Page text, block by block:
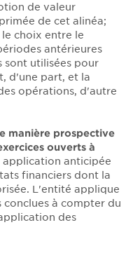
de valeur
de cet alinéa;
choix entre le
antérieures
sont utilisées pour
d'une part, et la
opérations, d'autre
manière prospective
ouverts à
application anticipée
financiers dont la
L'entité applique
à compter du
des